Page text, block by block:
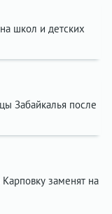
школ и детских
Забайкалья после
заменят на